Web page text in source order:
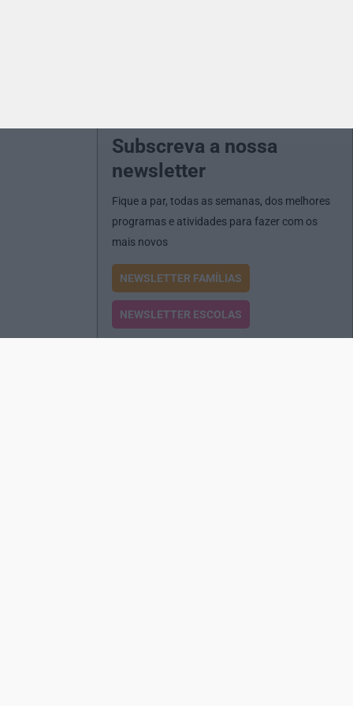
Subscreva a nossa
newsletter
Fique a par, todas as semanas, dos melhores
programas e atividades para fazer com os
mais novos
NEWSLETTER FAMÍLIAS
NEWSLETTER ESCOLAS